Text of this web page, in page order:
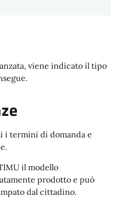
viene indicato il tipo
i termini di domanda e
il modello
prodotto e può
dal cittadino.